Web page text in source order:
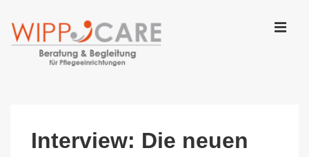
Zum
Inhalt
Interview: Die neuen